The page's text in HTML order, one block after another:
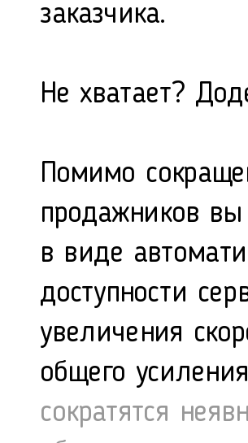
заказчика.
Не хватает?
Помимо
продажников
в виде
доступности
увеличения
общего
сократятся